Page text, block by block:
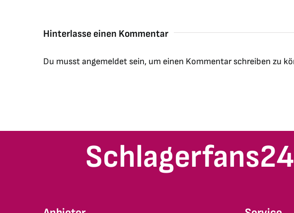
Hinterlasse einen Kommentar
Du musstangemeldet sein, um einen Kommentar schreiben zu